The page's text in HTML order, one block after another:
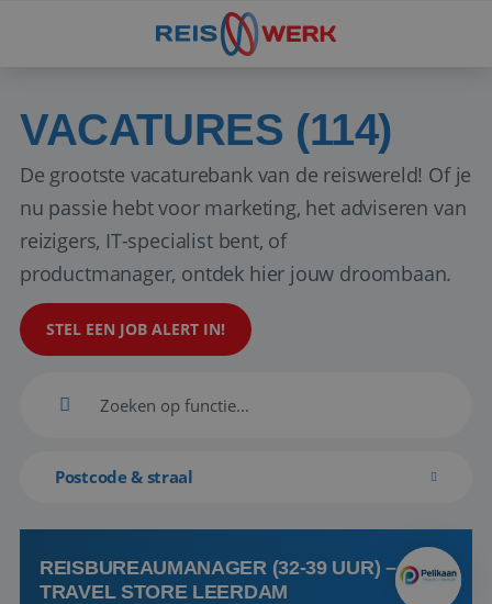
VACATURES (114)
De grootste vacaturebank van de reiswereld! Of je
nu passie hebt voor marketing, het adviseren van
reizigers, IT-specialist bent, of
productmanager, ontdek hier jouw droombaan.
STEL EEN JOB ALERT IN!
Postcode & straal
REISBUREAUMANAGER (32-39 UUR) –
TRAVEL STORE LEERDAM